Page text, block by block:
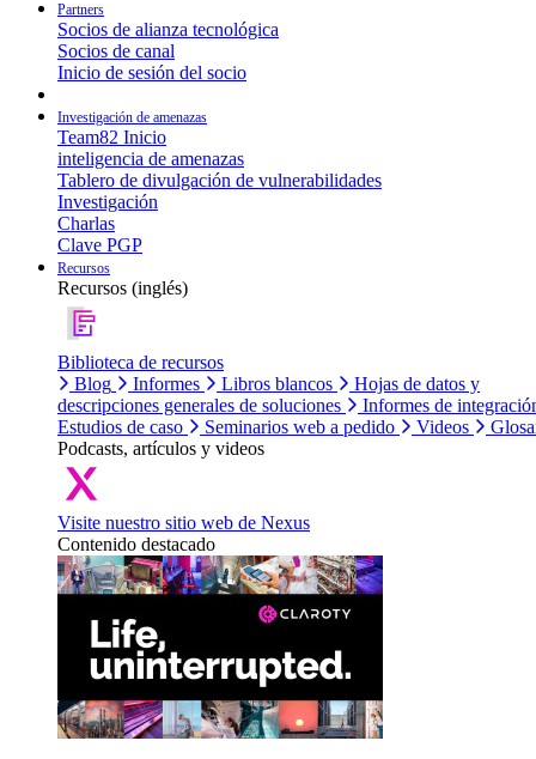
Partners
Socios de alianza tecnológica
Socios de canal
Inicio de sesión del socio
Investigación de amenazas
Team82 Inicio
inteligencia de amenazas
Tablero de divulgación de vulnerabilidades
Investigación
Charlas
Clave PGP
Recursos
Recursos (inglés)
Biblioteca de recursos
Blog
Informes Libros blancos
Hojas de datos y
descripciones generales de soluciones
Informes de
Estudios de caso
Seminarios web a pedido Videos
Podcasts, artículos y videos
Visite nuestro sitio web de Nexus
Contenido destacado